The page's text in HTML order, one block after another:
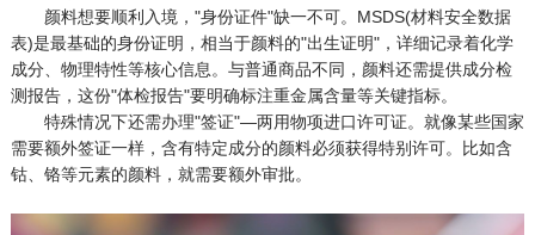
颜料想要顺利入境，"身份证件"缺一不可。MSDS(材料安全数据
表)是最基础的身份证明，相当于颜料的"出生证明"，详细记录着化学
成分、物理特性等核心信息。与普通商品不同，颜料还需提供成分检
测报告，这份"体检报告"要明确标注重金属含量等关键指标。
特殊情况下还需办理"签证"—两用物项进口许可证。就像某些国家
需要额外签证一样，含有特定成分的颜料必须获得特别许可。比如含
钴、铬等元素的颜料，就需要额外审批。